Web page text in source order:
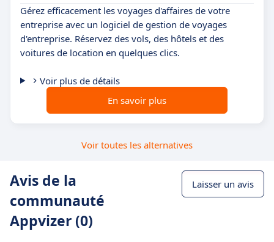
Gérez efficacement les voyages d'affaires de votre
entreprise avec un logiciel de gestion de voyages
d'entreprise. Réservez des vols, des hôtels et des
voitures de location en quelques clics.
Voir plus de détails
En savoir plus
Voir toutes les alternatives
Avis de la
communauté
Appvizer (0)
Laisser un avis